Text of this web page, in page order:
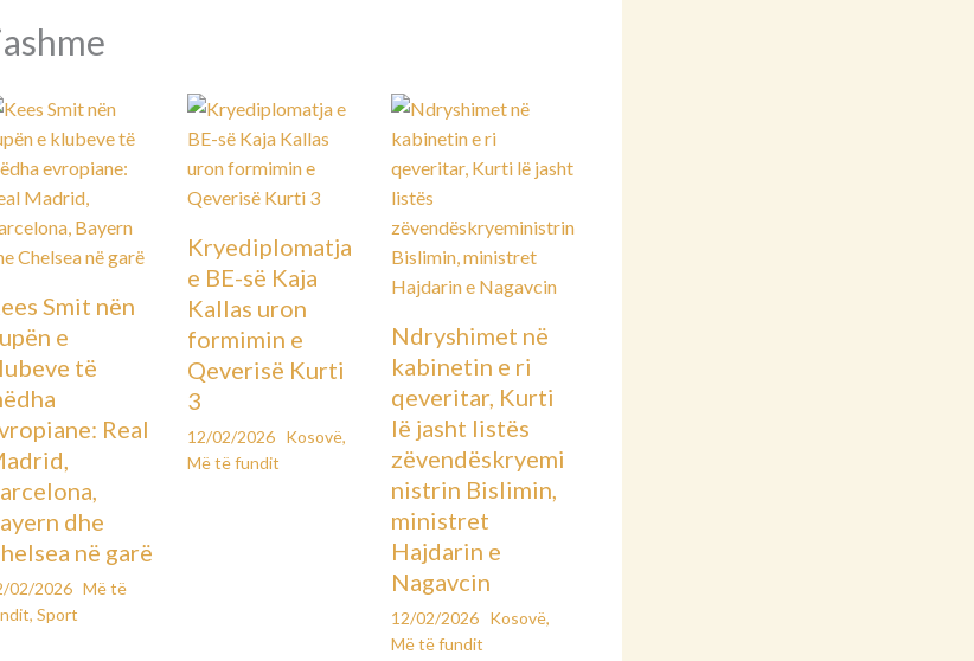
Smit nën
e
të
Real
dhe
në garë
02/2026 Më të
, Sport
Kryediplomatja
e BE-së Kaja
Kallas uron
formimin e
Qeverisë Kurti
3
12/02/2026 Kosovë,
Më të fundit
Ndryshimet në
kabinetin e ri
qeveritar, Kurti
lë jasht listës
zëvendëskryemi
nistrin Bislimin,
ministret
Hajdarin e
Nagavcin
12/02/2026 Kosovë,
Më të fundit